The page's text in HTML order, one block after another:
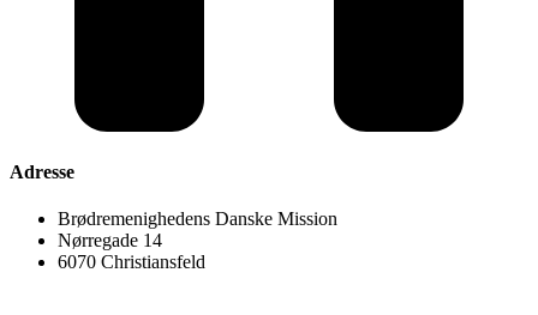
Adresse
Brødremenighedens Danske Mission
Nørregade 14
6070 Christiansfeld